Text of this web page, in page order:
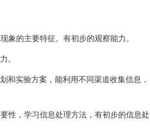
象的主要特征。有初步的观察能力。
。
和实验方案，能利用不同渠道收集信息，
性，学习信息处理方法，有初步的信息处